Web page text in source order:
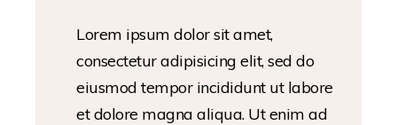
Lorem ipsum dolor sit amet,
consectetur adipisicing elit, sed do
eiusmod tempor incididunt ut labore
et dolore magna aliqua. Ut enim ad